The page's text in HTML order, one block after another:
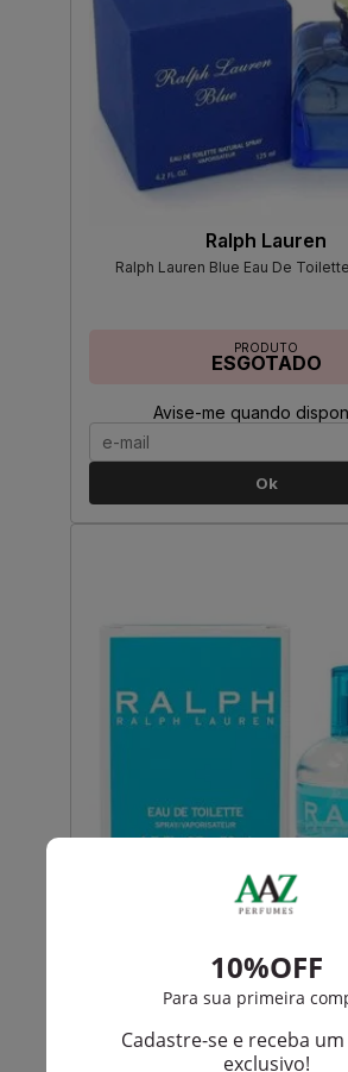
Ralph Lauren
Ralph Lauren Blue Eau De
PRODUTO
ESGOTADO
Avise-me quando
Ok
Ralph De Ralph Lauren Feminino
PRODUTO
ESGOTADO